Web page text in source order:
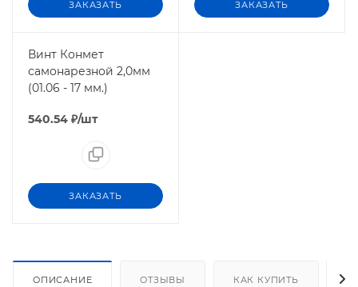
ЗАКАЗАТЬ ЗАКАЗАТЬ
Винт Конмет
самонарезной 2,0мм
(01.06 - 17 мм.)
540.54 ₽/шт
ЗАКАЗАТЬ
ОПИСАНИЕ ОТЗЫВЫ КАК КУПИТЬ